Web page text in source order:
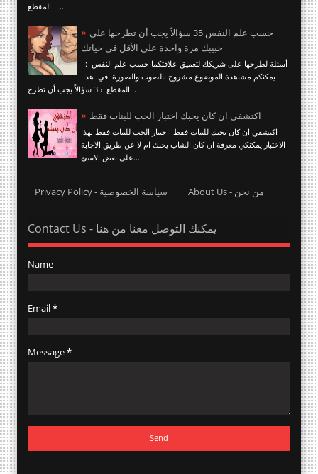
المقطع ...
حسب علم النفس 35 سؤالاً يجب أن تطرحها على
حبيبك مرة واحدة على الأقل في حياتك
يمكنكم مشاهدة الموضوع مشروح بالصوت والصورة في هذا
المقطع 35 سؤالاً يجب أن تطرح...
اكتشفي ان كان يحبك اختبار الحب للبنات فقط
اكتشفي ان كان يحبك للبنات فقط اختبار الحب للبنات فقط بهذا
الاختبار يمكنكي معرفة ان كان الشاب يحبك ام لا عن طريق الاجابة
على بعض الاسئ...
Privacy Policy - سياسة الخصوصية About Us - من نحن
Contact Us - يمكنك التوصل معنا من هنا
Name
Email*
Message*